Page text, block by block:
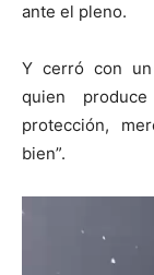
ante el pleno.
Y cerró con un
quien
protección,
bien”.
Reproductor